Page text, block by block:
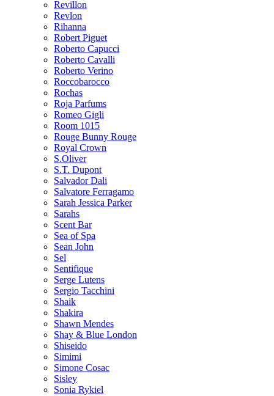
Revillon
Revlon
Rihanna
Robert Piguet
Roberto Capucci
Roberto Cavalli
Roberto Verino
Roccobarocco
Rochas
Roja Parfums
Romeo Gigli
Room 1015
Rouge Bunny Rouge
Royal Crown
S.Oliver
S.T. Dupont
Salvador Dali
Salvatore Ferragamo
Sarah Jessica Parker
Sarahs
Scent Bar
Sea of Spa
Sean John
Sel
Sentifique
Serge Lutens
Sergio Tacchini
Shaik
Shakira
Shawn Mendes
Shay & Blue London
Shiseido
Simimi
Simone Cosac
Sisley
Sonia Rykiel